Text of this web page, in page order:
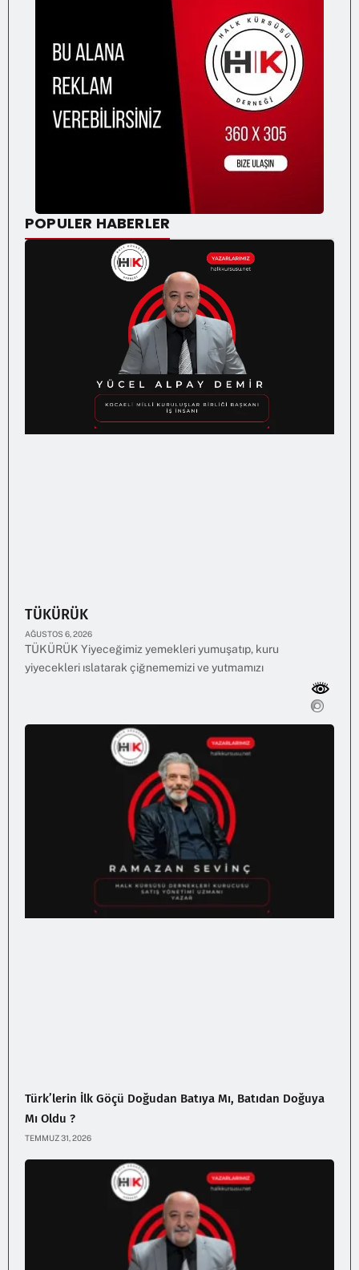
POPULER HABERLER
TÜKÜRÜK
AĞUSTOS 6, 2026
TÜKÜRÜK Yiyeceğimiz yemekleri yumuşatıp, kuru
yiyecekleri ıslatarak çiğnememizi ve yutmamızı
Türk’lerin İlk Göçü Doğudan Batıya Mı, Batıdan Doğuya
Mı Oldu ?
TEMMUZ 31, 2026